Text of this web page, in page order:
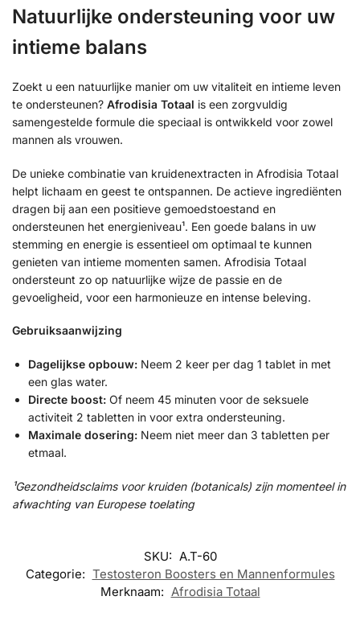
Natuurlijke ondersteuning voor uw
intieme balans
Zoekt u een natuurlijke manier om uw vitaliteit en intieme leven
te ondersteunen? Afrodisia Totaal is een zorgvuldig
samengestelde formule die speciaal is ontwikkeld voor zowel
mannen als vrouwen.
De unieke combinatie van kruidenextracten in Afrodisia Totaal
helpt lichaam en geest te ontspannen. De actieve ingrediënten
dragen bij aan een positieve gemoedstoestand en
ondersteunen het energieniveau¹. Een goede balans in uw
stemming en energie is essentieel om optimaal te kunnen
genieten van intieme momenten samen. Afrodisia Totaal
ondersteunt zo op natuurlijke wijze de passie en de
gevoeligheid, voor een harmonieuze en intense beleving.
Gebruiksaanwijzing
Dagelijkse opbouw: Neem 2 keer per dag 1 tablet in met
een glas water.
Directe boost: Of neem 45 minuten voor de seksuele
activiteit 2 tabletten in voor extra ondersteuning.
Maximale dosering: Neem niet meer dan 3 tabletten per
etmaal.
¹Gezondheidsclaims voor kruiden (botanicals) zijn momenteel in
afwachting van Europese toelating
SKU: A.T-60
Categorie: Testosteron Boosters en Mannenformules
Merknaam: Afrodisia Totaal